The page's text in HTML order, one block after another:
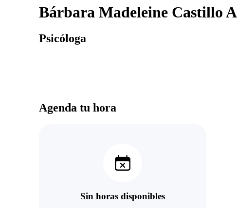
Bárbara Madeleine Castillo
Psicóloga
Agenda tu hora
Sin horas disponibles